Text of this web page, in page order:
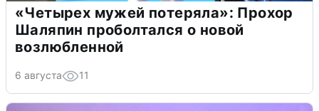
«Четырех мужей потеряла»: Прохор
Шаляпин проболтался о новой
возлюбленной
6 августа 11